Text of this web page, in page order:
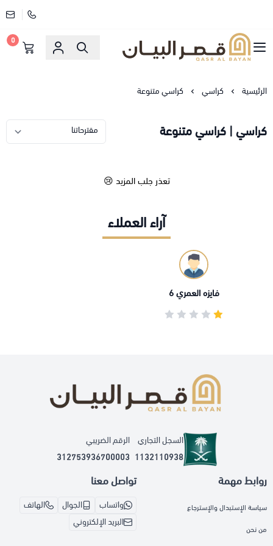
قصر البيان للمفارش والاثاث
0
الرئيسية كراسي كراسي متنوعة
كراسي | كراسي متنوعة
تعذر جلب المزيد 😢
آراء العملاء
فايزه العمري 6
السجل التجاري
1132110938
الرقم الضريبي
312753936700003
روابط مهمة
سياسة الإستبدال والإسترجاع
من نحن
تواصل معنا
واتساب الجوال
الهاتف
البريد الإلكتروني